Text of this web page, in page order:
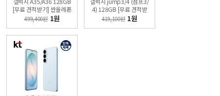
[무료 견적받기] 싼올레폰
499,400원 1원
4) 128GB [무료 견적받
기] 싼올레폰
419,100원 1원